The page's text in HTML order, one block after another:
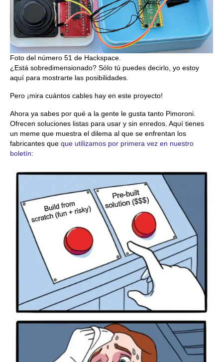
Foto del número 51 de Hackspace.
¿Está sobredimensionado? Sólo tú puedes decirlo, yo estoy
aquí para mostrarte las posibilidades.
Pero ¡mira cuántos cables hay en este proyecto!
Ahora ya sabes por qué a la gente le gusta tanto Pimoroni.
Ofrecen soluciones listas para usar y sin enredos. Aquí tienes
un meme que muestra el dilema al que se enfrentan los
fabricantes que que utilizamos por primera vez en nuestro
boletín: